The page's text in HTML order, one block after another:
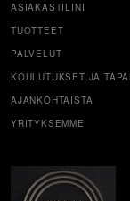
ASIAKASTILINI
TUOTTEET
PALVELUT
KOULUTUKSET JA
AJANKOHTAISTA
YRITYKSEMME